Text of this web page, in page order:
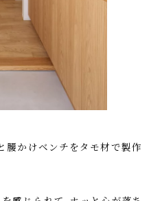
腰かけベンチをタモ材で製作